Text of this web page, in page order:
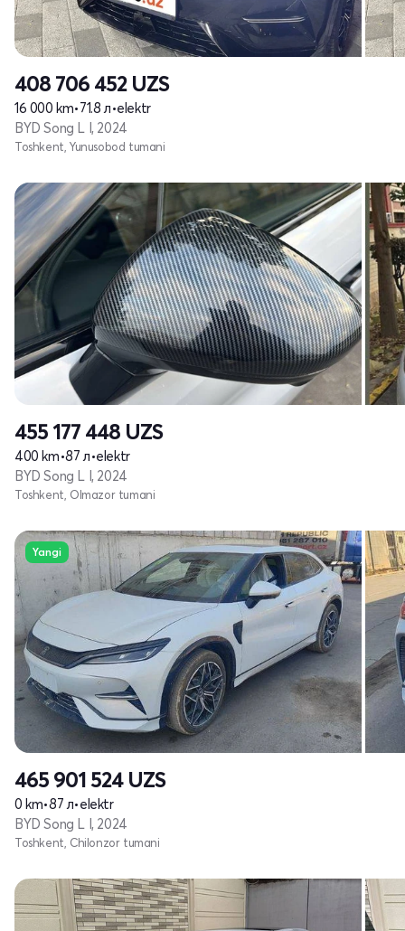
408 706 452 UZS
16 000 km•71.8 л•elektr
BYD Song L I, 2024
Toshkent, Yunusobod tumani
455 177 448 UZS
400 km•87 л•elektr
BYD Song L I, 2024
Toshkent, Olmazor tumani
Yangi
465 901 524 UZS
0 km•87 л•elektr
BYD Song L I, 2024
Toshkent, Chilonzor tumani